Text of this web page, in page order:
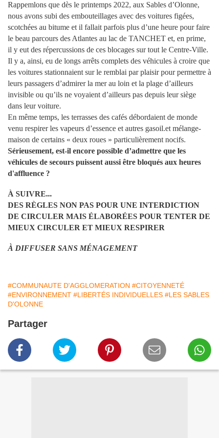
Rappemlons que dès le printemps 2022, aux Sables d’Olonne,
nous avons subi des embouteillages avec des voitures figées,
scotchées au bitume et il fallait parfois plus d’une heure pour faire
le beau parcours des Atlantes au lac de TANCHET et, en prime,
il y eut des répercussions de ces blocages sur tout le Centre-Ville.
Il y a, ainsi, eu de longs arrêts complets des véhicules à croire que
les voitures stationnaient sur le remblai par plaisir pour permettre à
leurs passagers d’admirer la mer au loin et la plage d’ailleurs
invisible ou qu’ils ne voyaient d’ailleurs pas depuis leur siège
dans leur voiture.
En même temps, les terrasses des cafés débordaient de monde
venu respirer les vapeurs d’essence et autres gasoil.et mélange-
maison de certains « deux roues » particulièrement nocifs.
Sérieusement, est-il encore possible d’admettre que les
véhicules de secours puissent aussi être bloqués aux heures
d'affluence ?
À SUIVRE...
DES RÈGLES NON PAS POUR UNE INTERDICTION
DE CIRCULER MAIS ÉLABORÉES POUR TENTER DE
MIEUX CIRCULER ET MIEUX RESPIRER
À DIFFUSER SANS MÉNAGEMENT
#COMMUNAUTE D'AGGLOMERATION #CITOYENNETÉ
#ENVIRONNEMENT #LIBERTÉS INDIVIDUELLES #LES SABLES
D'OLONNE
Partager